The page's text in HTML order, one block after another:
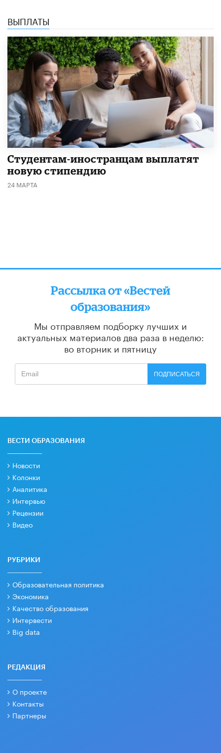
ВЫПЛАТЫ
Студентам-иностранцам выплатят
новую стипендию
24 МАРТА
Рассылка от «Вестей
образования»
Мы отправляем подборку лучших и
актуальных материалов два раза в неделю:
во вторник и пятницу
ПОДПИСАТЬСЯ
ВЕСТИ ОБРАЗОВАНИЯ
Новости
Колонки
Аналитика
Интервью
Рецензии
Видео
РУБРИКИ
Образовательная политика
Экономика
Качество образования
Интервести
Big data
РЕДАКЦИЯ
О проекте
Контакты
Партнеры